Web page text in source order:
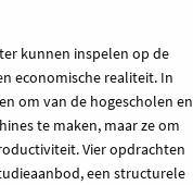
kunnen inspelen op de
economische realiteit. In
om van de hogescholen en
te maken, maar ze om
Vier opdrachten
een structurele